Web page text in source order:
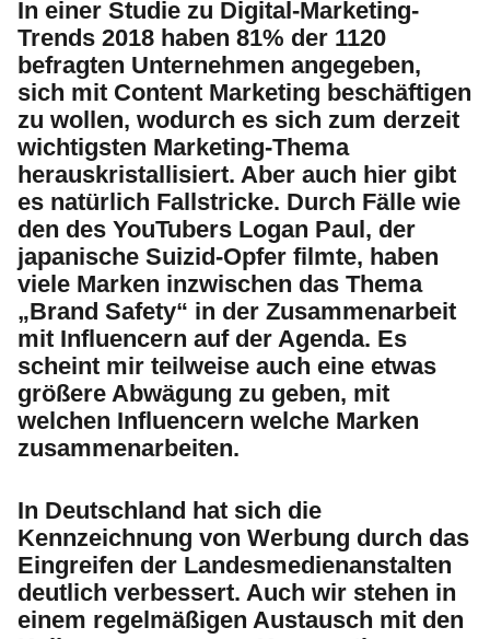
In einer Studie zu Digital-Marketing-
Trends 2018 haben 81% der 1120
befragten Unternehmen angegeben,
sich mit Content Marketing beschäftigen
zu wollen, wodurch es sich zum derzeit
wichtigsten Marketing-Thema
herauskristallisiert. Aber auch hier gibt
es natürlich Fallstricke. Durch Fälle wie
den des YouTubers Logan Paul, der
japanische Suizid-Opfer filmte, haben
viele Marken inzwischen das Thema
„Brand Safety“ in der Zusammenarbeit
mit Influencern auf der Agenda. Es
scheint mir teilweise auch eine etwas
größere Abwägung zu geben, mit
welchen Influencern welche Marken
zusammenarbeiten.
In Deutschland hat sich die
Kennzeichnung von Werbung durch das
Eingreifen der Landesmedienanstalten
deutlich verbessert. Auch wir stehen in
einem regelmäßigen Austausch mit den